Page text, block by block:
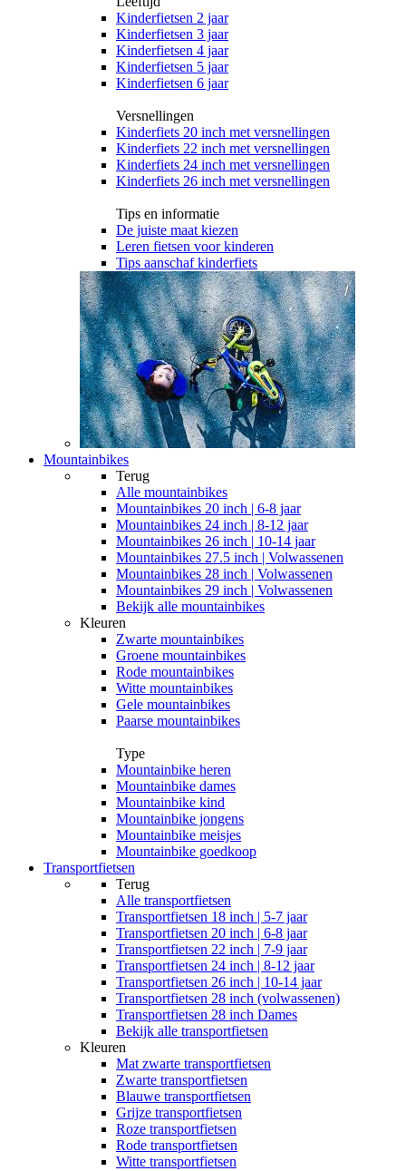
Kinderfietsen 2 jaar
Kinderfietsen 3 jaar
Kinderfietsen 4 jaar
Kinderfietsen 5 jaar
Kinderfietsen 6 jaar
Versnellingen
Kinderfiets 20 inch met versnellingen
Kinderfiets 22 inch met versnellingen
Kinderfiets 24 inch met versnellingen
Kinderfiets 26 inch met versnellingen
Tips en informatie
De juiste maat kiezen
Leren fietsen voor kinderen
Tips aanschaf kinderfiets
Mountainbikes
Terug
Alle mountainbikes
Mountainbikes 20 inch | 6-8 jaar
Mountainbikes 24 inch | 8-12 jaar
Mountainbikes 26 inch | 10-14 jaar
Mountainbikes 27.5 inch | Volwassenen
Mountainbikes 28 inch | Volwassenen
Mountainbikes 29 inch | Volwassenen
Bekijk alle mountainbikes
Kleuren
Zwarte mountainbikes
Groene mountainbikes
Rode mountainbikes
Witte mountainbikes
Gele mountainbikes
Paarse mountainbikes
Type
Mountainbike heren
Mountainbike dames
Mountainbike kind
Mountainbike jongens
Mountainbike meisjes
Mountainbike goedkoop
Transportfietsen
Terug
Alle transportfietsen
Transportfietsen 18 inch | 5-7 jaar
Transportfietsen 20 inch | 6-8 jaar
Transportfietsen 22 inch | 7-9 jaar
Transportfietsen 24 inch | 8-12 jaar
Transportfietsen 26 inch | 10-14 jaar
Transportfietsen 28 inch (volwassenen)
Transportfietsen 28 inch Dames
Bekijk alle transportfietsen
Kleuren
Mat zwarte transportfietsen
Zwarte transportfietsen
Blauwe transportfietsen
Grijze transportfietsen
Roze transportfietsen
Rode transportfietsen
Witte transportfietsen